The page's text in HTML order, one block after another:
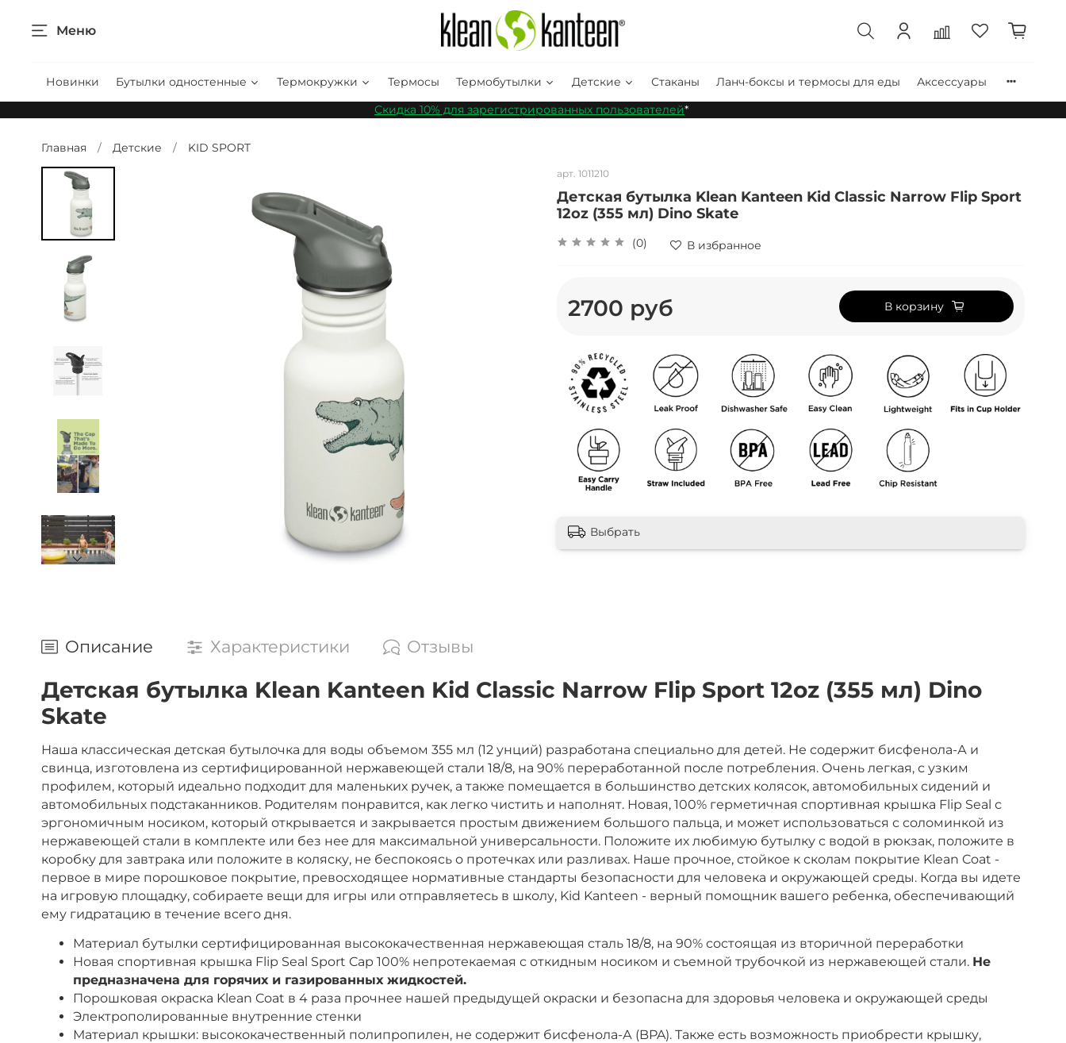
Меню
Новинки Бутылки одностенные Термокружки Термосы Термобутылки Детские Стаканы Ланч-боксы и термосы для еды
Аксессуары
Скидка 10% для зарегистрированных пользователей*
Главная Детские KID SPORT
арт. 1011210
Детская бутылка Klean Kanteen Kid Classic Narrow Flip Sport
12oz (355 мл) Dino Skate
(0) В избранное
2700 руб В корзину
Выбрать
Описание Характеристики Отзывы
Детская бутылка Klean Kanteen Kid Classic Narrow Flip Sport 12oz (355 мл) Dino
Skate
Наша классическая детская бутылочка для воды объемом 355 мл (12 унций) разработана специально для детей. Не содержит бисфенола-А и
свинца, изготовлена из сертифицированной нержавеющей стали 18/8, на 90% переработанной после потребления. Очень легкая, с узким
профилем, который идеально подходит для маленьких ручек, а также помещается в большинство детских колясок, автомобильных сидений и
автомобильных подстаканников. Родителям понравится, как легко чистить и наполнят. Новая, 100% герметичная спортивная крышка Flip Seal с
эргономичным носиком, который открывается и закрывается простым движением большого пальца, и может использоваться с соломинкой из
нержавеющей стали в комплекте или без нее для максимальной универсальности. Положите их любимую бутылку с водой в рюкзак, положите в
коробку для завтрака или положите в коляску, не беспокоясь о протечках или разливах. Наше прочное, стойкое к сколам покрытие Klean Coat -
первое в мире порошковое покрытие, превосходящее нормативные стандарты безопасности для человека и окружающей среды. Когда вы идете
на игровую площадку, собираете вещи для игры или отправляетесь в школу, Kid Kanteen - верный помощник вашего ребенка, обеспечивающий
ему гидратацию в течение всего дня.
Материал бутылки сертифицированная высококачественная нержавеющая сталь 18/8, на 90% состоящая из вторичной переработки
Новая спортивная крышка Flip Seal Sport Cap 100% непротекаемая с откидным носиком и съемной трубочкой из нержавеющей стали. Не
предназначена для горячих и газированных жидкостей.
Порошковая окраска Klean Coat в 4 раза прочнее нашей предыдущей окраски и безопасна для здоровья человека и окружающей среды
Электрополированные внутренние стенки
Материал крышки: высококачественный полипропилен, не содержит бисфенола-А (BPA). Также есть возможность приобрести крышку,